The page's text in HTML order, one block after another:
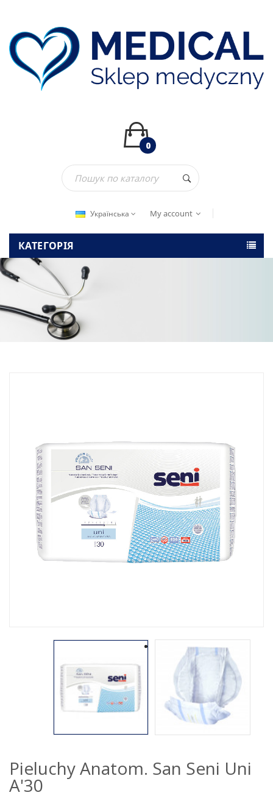
0
Українська My account
КАТЕГОРІЯ
Pieluchy Anatom. San Seni Uni
A'30